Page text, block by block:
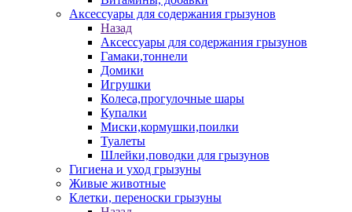
Аксессуары для содержания грызунов
Назад
Аксессуары для содержания грызунов
Гамаки,тоннели
Домики
Игрушки
Колеса,прогулочные шары
Купалки
Миски,кормушки,поилки
Туалеты
Шлейки,поводки для грызунов
Гигиена и уход грызуны
Живые животные
Клетки, переноски грызуны